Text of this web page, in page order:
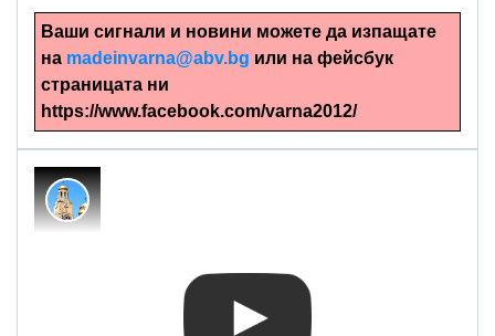
Ваши сигнали и новини можете да изпащате
на madeinvarna@abv.bg или на фейсбук
страницата ни
https://www.facebook.com/varna2012/